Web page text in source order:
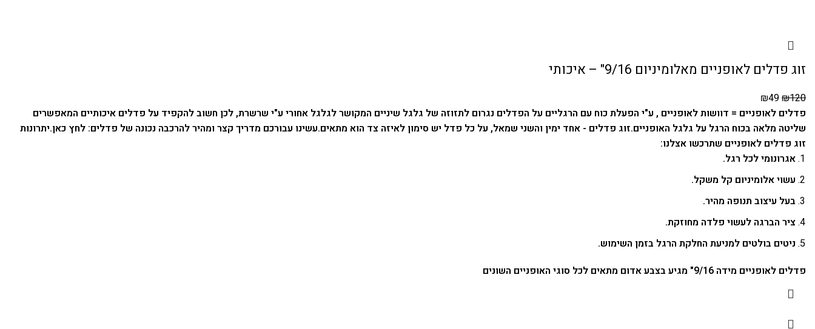
זוג פדלים לאופניים מאלומיניום 9/16" – איכותי
₪120
₪49
פדלים לאופניים = דוושות לאופניים , ע"י הפעלת כוח עם הרגליים על הפדלים נגרום לתזוזה של גלגל שיניים המקושר לגלגל אחורי ע"י שרשרת, לכן חשוב להקפיד על פדלים איכותיים המאפשרים
שליטה מלאה בכוח הרגל על גלגל האופניים.זוג פדלים - אחד ימין והשני שמאל, על כל פדל יש סימון לאיזה צד הוא מתאים.עשינו עבורכם מדריך קצר ומהיר להרכבה נכונה של פדלים: לחץ כאן.יתרונות
זוג פדלים לאופניים שתרכשו אצלנו:
אגרונומי לכל רגל.
עשוי אלומיניום קל משקל.
בעל עיצוב תנופה מהיר.
ציר הברגה לעשוי פלדה מחוזקת.
ניטים בולטים למניעת החלקת הרגל בזמן השימוש.
פדלים לאופניים מידה 9/16" מגיע בצבע אדום מתאים לכל סוגי האופניים השונים